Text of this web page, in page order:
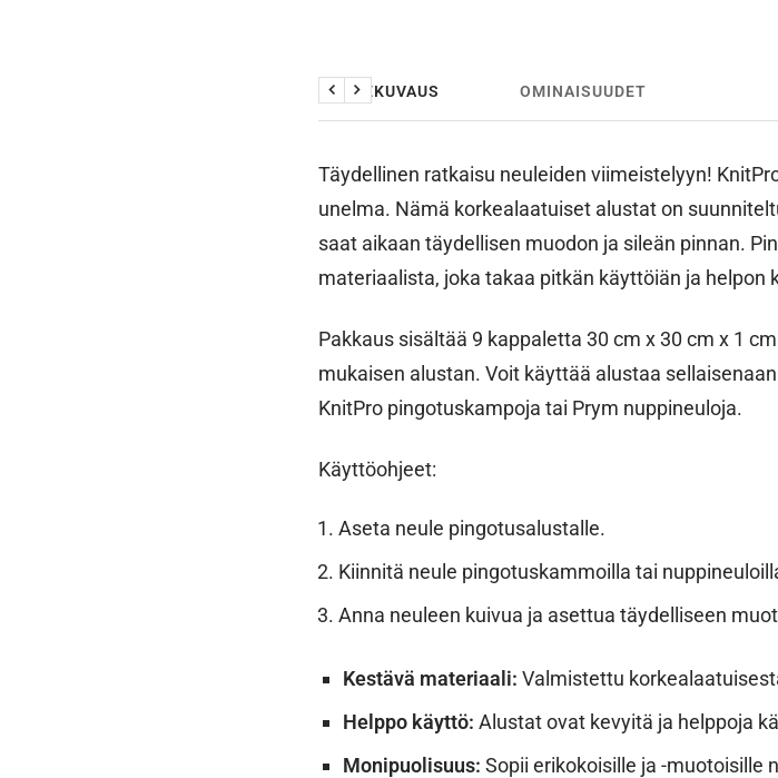
TUOTEKUVAUS OMINAISUUDET
Edellinen
Seuraava
Täydellinen ratkaisu neuleiden viimeistelyyn!
unelma. Nämä korkealaatuiset alustat on
saat aikaan täydellisen muodon ja sileän pinnan.
materiaalista, joka takaa pitkän käyttöiän ja helpon
Pakkaus sisältää 9 kappaletta 30 cm x 30 cm x 1
mukaisen alustan. Voit käyttää alustaa
KnitPro pingotuskampoja tai Prym nuppineuloja.
Käyttöohjeet:
Aseta neule pingotusalustalle.
Kiinnitä neule pingotuskammoilla tai
Anna neuleen kuivua ja asettua täydelliseen
Kestävä materiaali: Valmistettu
Helppo käyttö: Alustat ovat kevyitä ja helppoja
Monipuolisuus: Sopii erikokoisille ja -muotoisille